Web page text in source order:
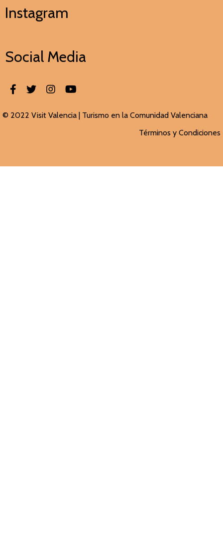
Instagram
Social Media
© 2022 Visit Valencia | Turismo en la Comunidad Valenciana
Términos y Condiciones